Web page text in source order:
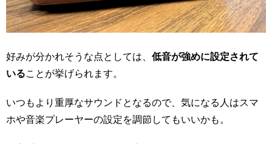
好みが分かれそうな点としては、 低音が強めに設定されて
いることが挙げられます。
いつもより重厚なサウンドとなるので、気になる人はスマ
ホや音楽プレーヤーの設定を調節してもいいかも。